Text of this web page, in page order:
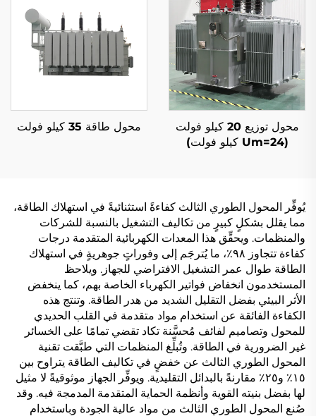
محول توزيع 20 كيلو فولت
(Um=24 كيلو فولت)
محول طاقة 35 كيلو فولت
يُوفِّر المحول الطوري الثالث كفاءةً استثنائيةً في استهلاك الطاقة،
مما يقلل بشكلٍ كبيرٍ من تكاليف التشغيل بالنسبة للشركات
والمنظمات. ويحقِّق هذا المعدات الكهربائية المتقدمة درجات
كفاءة تتجاوز ٩٨٪، ما يُترجَم إلى وفوراتٍ جوهريةٍ في استهلاك
الطاقة طوال عمر التشغيل الافتراضي للجهاز. ويلاحظ
المستخدمون انخفاض فواتير الكهرباء الخاصة بهم، كما ينخفض
الأثر البيئي بفضل التقليل الشديد من هدر الطاقة. وتنتج هذه
الكفاءة الفائقة عن استخدام مواد متقدمة في القلب الحديدي
للمحول وتصاميم لفائف مُحسَّنة تكاد تقضي تمامًا على الخسائر
غير الضرورية في الطاقة. وتُبلِّغ المنظمات التي طبَّقت تقنية
المحول الطوري الثالث عن خفضٍ في تكاليف الطاقة يتراوح بين
١٥٪ و٢٥٪ مقارنةً بالبدائل التقليدية. ويوفِّر الجهاز موثوقيةً لا مثيل
لها بفضل بنيته القوية وأنظمة الحماية المتقدمة المدمجة فيه. وقد
صُنع المحول الطوري الثالث من مواد عالية الجودة وباستخدام